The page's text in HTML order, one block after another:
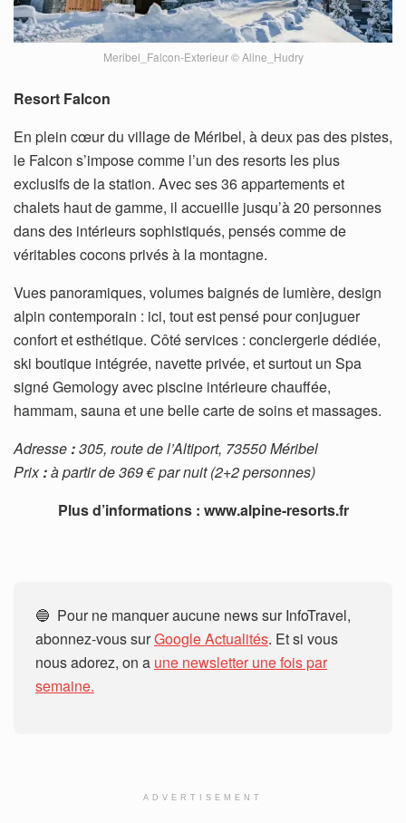
Meribel_Falcon-Exterieur © Aline_Hudry
Resort Falcon
En plein cœur du village de Méribel, à deux pas des pistes,
le Falcon s’impose comme l’un des resorts les plus
exclusifs de la station. Avec ses 36 appartements et
chalets haut de gamme, il accueille jusqu’à 20 personnes
dans des intérieurs sophistiqués, pensés comme de
véritables cocons privés à la montagne.
Vues panoramiques, volumes baignés de lumière, design
alpin contemporain : ici, tout est pensé pour conjuguer
confort et esthétique. Côté services : conciergerie dédiée,
ski boutique intégrée, navette privée, et surtout un Spa
signé Gemology avec piscine intérieure chauffée,
hammam, sauna et une belle carte de soins et massages.
Adresse :305, route de l’Altiport, 73550 Méribel
Prix:à partir de 369 € par nuit (2+2 personnes)
Plus d’informations : www.alpine-resorts.fr
🔵 Pour ne manquer aucune news sur InfoTravel,
abonnez-vous surGoogle Actualités. Et si vous
nous adorez, on a une newsletter une fois par
semaine.
ADVERTISEMENT